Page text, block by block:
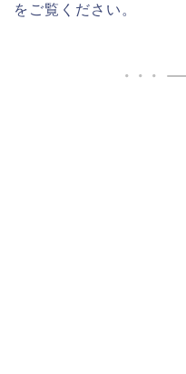
をご覧ください 。